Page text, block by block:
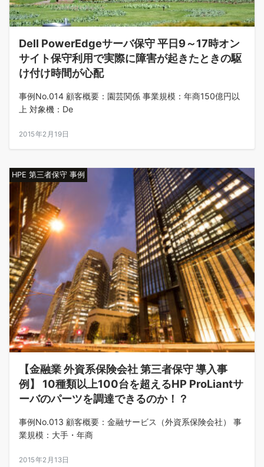
Dell PowerEdgeサーバ保守 平日9～17時オン
サイト保守利用で実際に障害が起きたときの駆
け付け時間が心配
事例No.014 顧客概要：園芸関係 事業規模：年商150億円以
上 対象機：De
2015年2月19日
HPE 第三者保守 事例
【金融業 外資系保険会社 第三者保守 導入事
例】 10種類以上100台を超えるHP ProLiantサ
ーバのパーツを調達できるのか！？
事例No.013 顧客概要：金融サービス（外資系保険会社） 事
業規模：大手・年商
2015年2月13日